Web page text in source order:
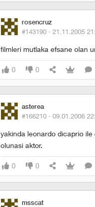
rosencruz
#143190 · 21.11.2005
filmleri mutlaka efsane olan
0 0
asterea
#166210 · 09.01.2006
yakinda leonardo dicaprio
olunasi aktor.
0 0
msscat